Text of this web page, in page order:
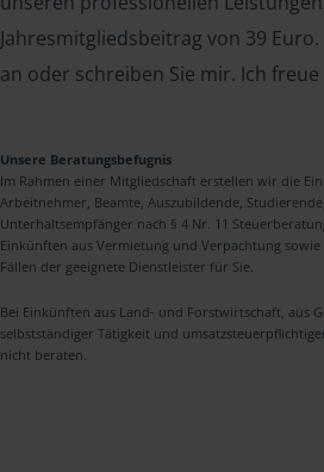
Jahresmitgliedsbeitrag von 39
an oder schreiben Sie mir. Ich freue
Unsere Beratungsbefugnis
Im Rahmen einer Mitgliedschaft erstellen wir die
Arbeitnehmer, Beamte, Auszubildende,
Unterhaltsempfänger nach § 4 Nr. 11
Einkünften aus Vermietung und Verpachtung
Fällen der geeignete Dienstleister für Sie.
Bei Einkünften aus Land- und Forstwirtschaft, aus
selbstständiger Tätigkeit und
nicht beraten.